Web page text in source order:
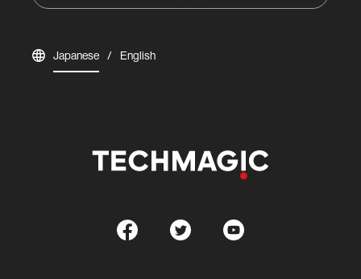
English
Japanese